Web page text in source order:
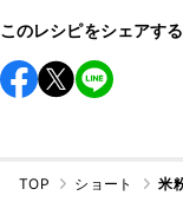
このレシピをシェアする
TOP ショート 米